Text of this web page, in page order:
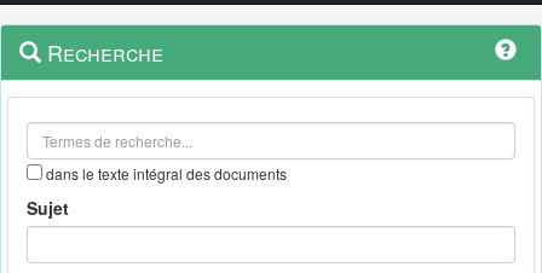
Navigation
outils
Menu
contextuel
Recherche
dans le texte intégral des documents
Sujet